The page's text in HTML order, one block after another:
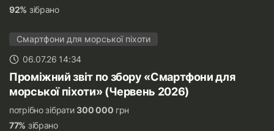
92% зібрано
Смартфони для морської піхоти
06.07.26 14:34
Проміжний звіт по збору «Смартфони для
морської піхоти» (Червень 2026)
потрібно зібрати300 000 грн
77% зібрано